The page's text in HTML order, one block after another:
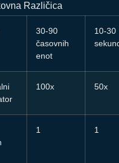
Različica
30-90
časovnih
enot
10-30
100x 50x
1 1